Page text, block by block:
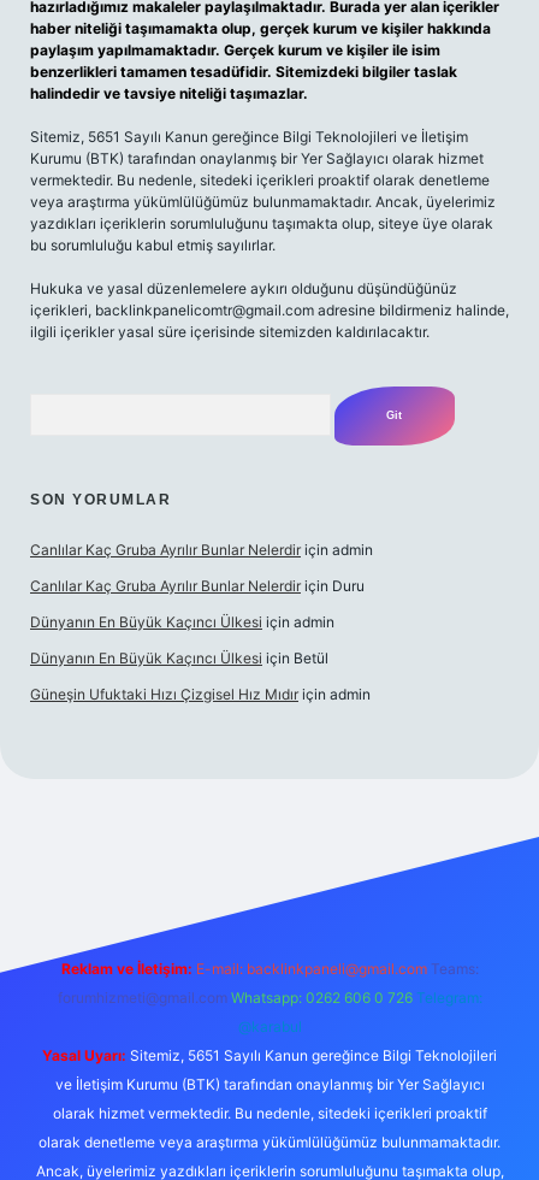
hazırladığımız makaleler paylaşılmaktadır. Burada yer alan içerikler
haber niteliği taşımamakta olup, gerçek kurum ve kişiler hakkında
paylaşım yapılmamaktadır. Gerçek kurum ve kişiler ile isim
benzerlikleri tamamen tesadüfidir. Sitemizdeki bilgiler taslak
halindedir ve tavsiye niteliği taşımazlar.
Sitemiz, 5651 Sayılı Kanun gereğince Bilgi Teknolojileri ve İletişim
Kurumu (BTK) tarafından onaylanmış bir Yer Sağlayıcı olarak hizmet
vermektedir. Bu nedenle, sitedeki içerikleri proaktif olarak denetleme
veya araştırma yükümlülüğümüz bulunmamaktadır. Ancak, üyelerimiz
yazdıkları içeriklerin sorumluluğunu taşımakta olup, siteye üye olarak
bu sorumluluğu kabul etmiş sayılırlar.
Hukuka ve yasal düzenlemelere aykırı olduğunu düşündüğünüz
içerikleri, backlinkpanelicomtr@gmail.com adresine bildirmeniz halinde,
ilgili içerikler yasal süre içerisinde sitemizden kaldırılacaktır.
SON YORUMLAR
Canlılar Kaç Gruba Ayrılır Bunlar Nelerdir için admin
Canlılar Kaç Gruba Ayrılır Bunlar Nelerdir için Duru
Dünyanın En Büyük Kaçıncı Ülkesi için admin
Dünyanın En Büyük Kaçıncı Ülkesi için Betül
Güneşin Ufuktaki Hızı Çizgisel Hız Mıdır için admin
Reklam ve İletişim: E-mail: backlinkpaneli@gmail.com Teams:
forumhizmeti@gmail.com Whatsapp: 0262 606 0 726 Telegram:
@karabul
Yasal Uyarı: Sitemiz, 5651 Sayılı Kanun gereğince Bilgi Teknolojileri
ve İletişim Kurumu (BTK) tarafından onaylanmış bir Yer Sağlayıcı
olarak hizmet vermektedir. Bu nedenle, sitedeki içerikleri proaktif
olarak denetleme veya araştırma yükümlülüğümüz bulunmamaktadır.
Ancak, üyelerimiz yazdıkları içeriklerin sorumluluğunu taşımakta olup,